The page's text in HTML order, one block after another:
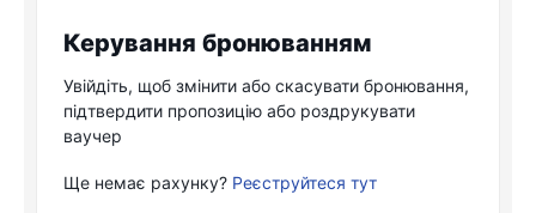
Керування бронюванням
Увійдіть, щоб змінити або скасувати бронювання,
підтвердити пропозицію або роздрукувати
ваучер
Ще немає рахунку? Реєструйтеся тут